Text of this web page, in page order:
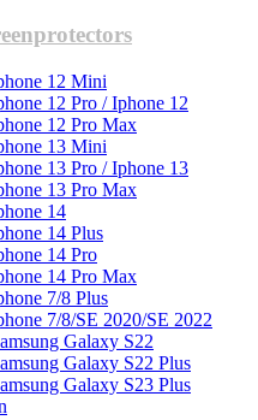
12 Mini
12 Pro / Iphone 12
12 Pro Max
13 Mini
13 Pro / Iphone 13
13 Pro Max
14
14 Plus
14 Pro
14 Pro Max
7/8 Plus
7/8/SE 2020/SE 2022
Galaxy S22
Galaxy S22 Plus
Galaxy S23 Plus